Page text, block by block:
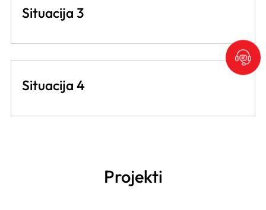
Situacija 3
Situacija 4
Projekti